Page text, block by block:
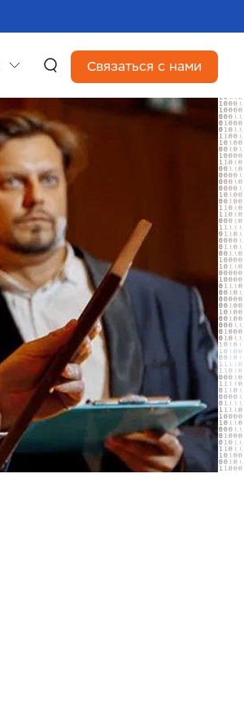
Связаться с нами